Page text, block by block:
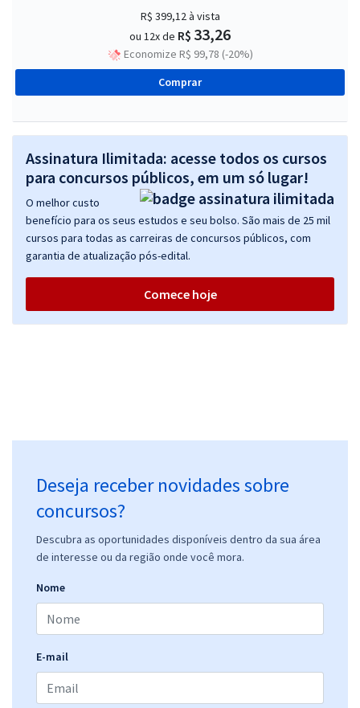
R$ 399,12à vista
ou 12x de R$ 33,26
Economize R$ 99,78 (-20%)
Comprar
Assinatura Ilimitada: acesse todos os cursos
para concursos públicos, em um só lugar!
O melhor custo
benefício para os seus estudos e seu bolso. São mais de 25 mil
cursos para todas as carreiras de concursos públicos, com
garantia de atualização pós-edital.
Comece hoje
Deseja receber novidades sobre
concursos?
Descubra as oportunidades disponíveis dentro da sua área
de interesse ou da região onde você mora.
Nome
E-mail